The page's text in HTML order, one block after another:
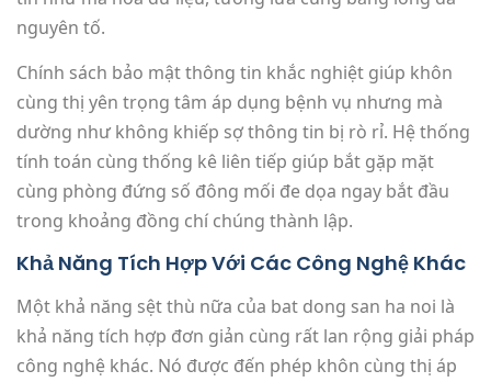
nguyên tố.
Chính sách bảo mật thông tin khắc nghiệt giúp khôn
cùng thị yên trọng tâm áp dụng bệnh vụ nhưng mà
dường như không khiếp sợ thông tin bị rò rỉ. Hệ thống
tính toán cùng thống kê liên tiếp giúp bắt gặp mặt
cùng phòng đứng số đông mối đe dọa ngay bắt đầu
trong khoảng đồng chí chúng thành lập.
Khả Năng Tích Hợp Với Các Công Nghệ Khác
Một khả năng sệt thù nữa của bat dong san ha noi là
khả năng tích hợp đơn giản cùng rất lan rộng giải pháp
công nghệ khác. Nó được đến phép khôn cùng thị áp